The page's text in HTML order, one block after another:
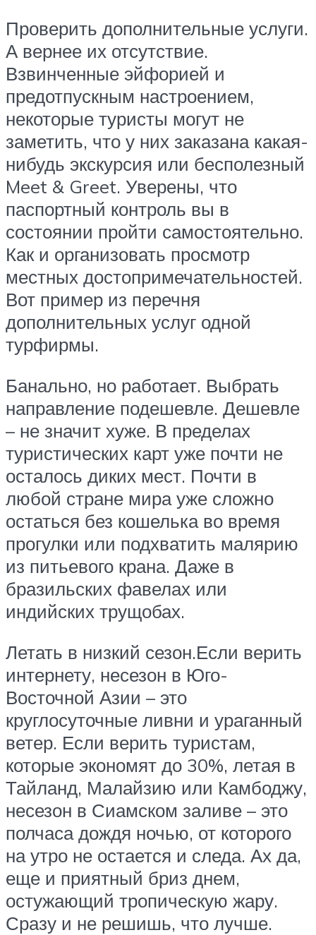
Проверить дополнительные услуги.
А вернее их отсутствие.
Взвинченные эйфорией и
предотпускным настроением,
некоторые туристы могут не
заметить, что у них заказана какая-
нибудь экскурсия или бесполезный
Meet & Greet. Уверены, что
паспортный контроль вы в
состоянии пройти самостоятельно.
Как и организовать просмотр
местных достопримечательностей.
Вот пример из перечня
дополнительных услуг одной
турфирмы.
Банально, но работает. Выбрать
направление подешевле. Дешевле
– не значит хуже. В пределах
туристических карт уже почти не
осталось диких мест. Почти в
любой стране мира уже сложно
остаться без кошелька во время
прогулки или подхватить малярию
из питьевого крана. Даже в
бразильских фавелах или
индийских трущобах.
Летать в низкий сезон.Если верить
интернету, несезон в Юго-
Восточной Азии – это
круглосуточные ливни и ураганный
ветер. Если верить туристам,
которые экономят до 30%, летая в
Тайланд, Малайзию или Камбоджу,
несезон в Сиамском заливе – это
полчаса дождя ночью, от которого
на утро не остается и следа. Ах да,
еще и приятный бриз днем,
остужающий тропическую жару.
Сразу и не решишь, что лучше.